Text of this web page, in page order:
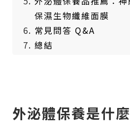
保濕生物纖維面膜
常見問答 Q&A
總結
外泌體保養是什